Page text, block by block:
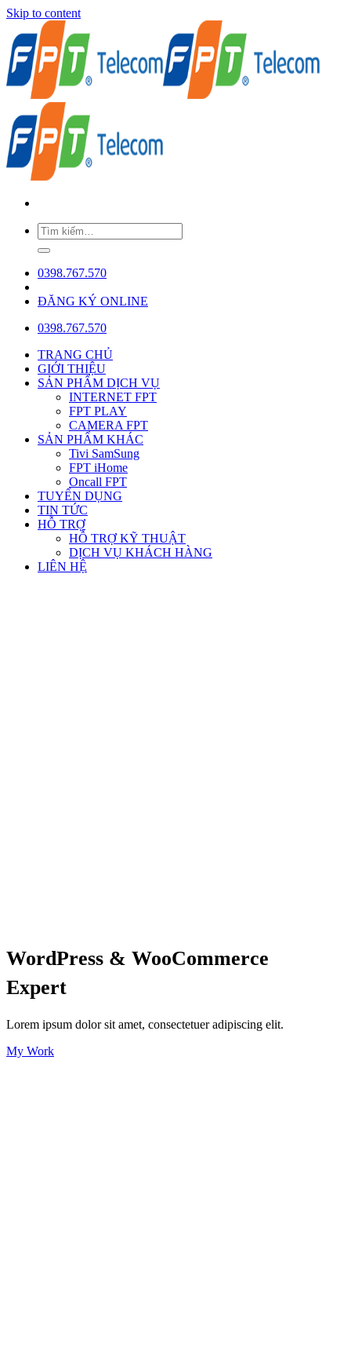
Skip to content
0398.767.570
ĐĂNG KÝ ONLINE
0398.767.570
TRANG CHỦ
GIỚI THIỆU
SẢN PHẨM DỊCH VỤ
INTERNET FPT
FPT PLAY
CAMERA FPT
SẢN PHẨM KHÁC
Tivi SamSung
FPT iHome
Oncall FPT
TUYỂN DỤNG
TIN TỨC
HỖ TRỢ
HỖ TRỢ KỸ THUẬT
DỊCH VỤ KHÁCH HÀNG
LIÊN HỆ
WordPress & WooCommerce
Expert
Lorem ipsum dolor sit amet, consectetuer adipiscing elit.
My Work